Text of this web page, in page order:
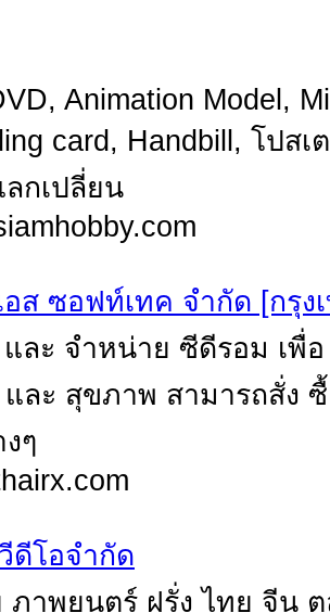
Animation Model,
card, Handbill, โปส
กเปลี่ยน
อส ซอฟท์เทค จำกัด [กรุง
ละ จำหน่าย ซีดีรอม เพื่
และ สุขภาพ สามารถสั่ง
ๆ
ดีโอจำกัด
าพยนตร์ ฝรั่ง ไทย จีน